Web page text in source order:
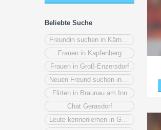
Beliebte Suche
Frauen in Kapfenberg
Frauen in Groß-Enzersdorf
Flirten in Braunau am Inn
Chat Gerasdorf